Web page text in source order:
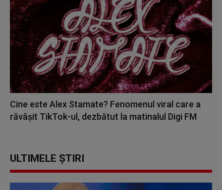
Cine este Alex Stamate? Fenomenul viral care a
răvășit TikTok-ul, dezbătut la matinalul Digi FM
ULTIMELE ȘTIRI